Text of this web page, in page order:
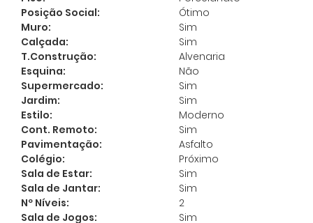
Posição Social:
Ótimo
Muro:
Sim
Calçada:
Sim
T.Construção:
Alvenaria
Esquina:
Não
Supermercado:
Sim
Jardim:
Sim
Estilo:
Moderno
Cont. Remoto:
Sim
Pavimentação:
Asfalto
Colégio:
Próximo
Sala de Estar:
Sim
Sala de Jantar:
Sim
Nº Níveis:
2
Sala de Jogos:
Sim